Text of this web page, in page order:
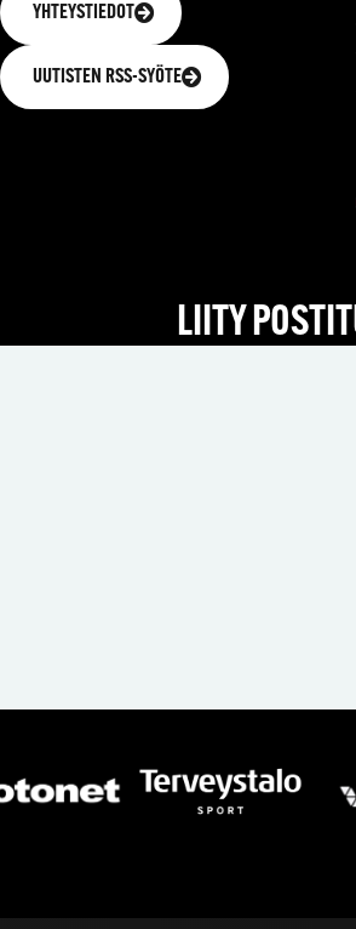
YHTEYSTIEDOT
UUTISTEN RSS-SYÖTE
LIITY